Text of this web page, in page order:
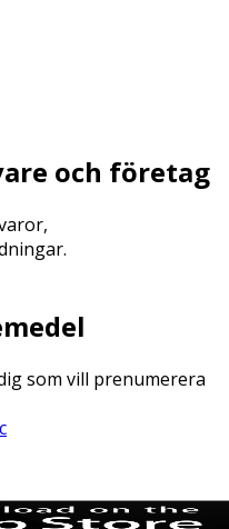
och företag
som vill prenumerera